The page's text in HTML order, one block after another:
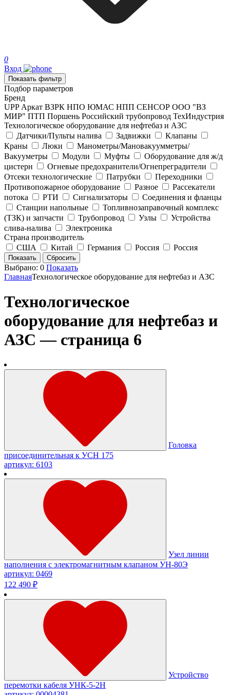
0
Вход
Показать фильтр
Подбор параметров
Бренд
UPP Аркат ВЗРК НПО ЮМАС НПП СЕНСОР ООО "ВЗ
МИР" ПТП Поршень Российский трубопровод ТехИндустрия
Технологическое оборудование для нефтебаз и АЗС
Датчики/Пульты налива
Задвижки
Клапаны
Краны
Люки
Манометры/Мановакуумметры/
Вакууметры
Модули Муфты
Оборудование для ж/д
цистерн
Огневые предохранители/Огнепреградители
Отсеки технологические
Патрубки
Переходники
Противопожарное оборудование
Разное
Рассекатели
потока
РТИ Сигнализаторы
Соединения и фланцы
Станции напольные
Топливнозаправочный комплекс
(ТЗК) и запчасти
Трубопровод Узлы
Устройства
слива-налива
Электроника
Страна производитель
США
Китай Германия Россия Россия
Выбрано: 0 Показать
ГлавнаяТехнологическое оборудование для нефтебаз и АЗС
Технологическое
оборудование для нефтебаз и
АЗС — страница 6
Головка
присоединительная к УСН 175
артикул: 6103
Узел линии
наполнения с электромагнитным клапаном УН-80Э
артикул: 0469
122 490 ₽
Устройство
перемотки кабеля УНК-5-2Н